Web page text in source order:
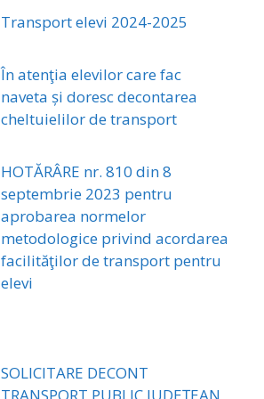
Transport elevi 2024-2025
În atenţia elevilor care fac
naveta și doresc decontarea
cheltuielilor de transport
HOTĂRÂRE nr. 810 din 8
septembrie 2023 pentru
aprobarea normelor
metodologice privind acordarea
facilităţilor de transport pentru
elevi
SOLICITARE DECONT